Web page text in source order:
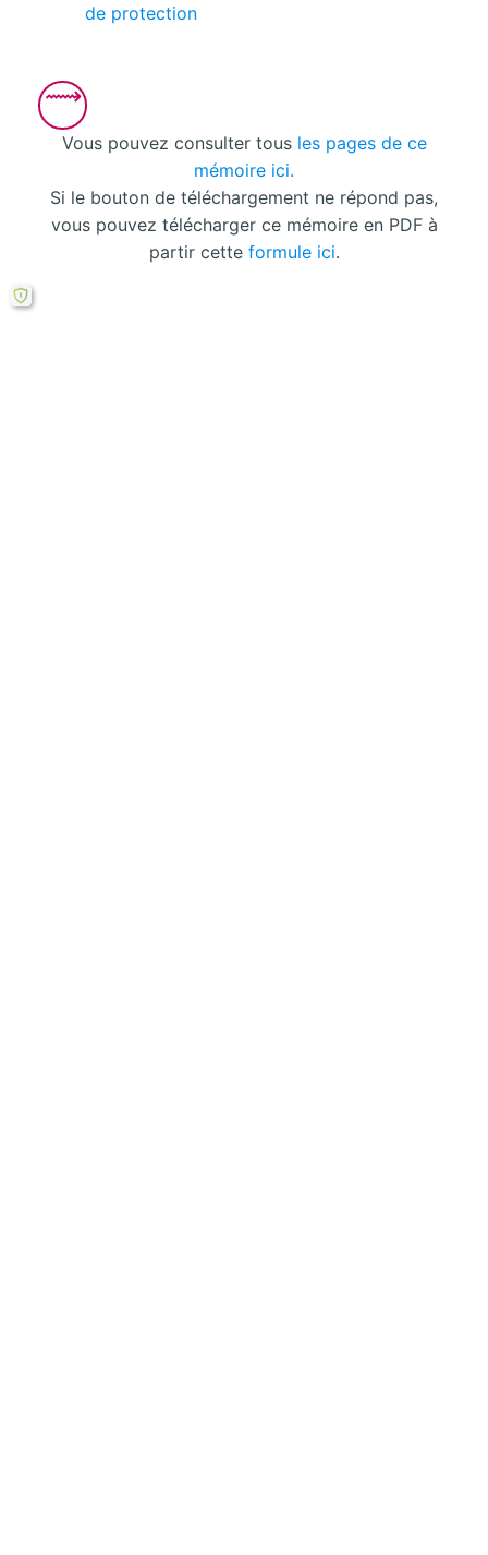
de protection
Vous pouvez consulter tous les pages de ce
mémoire ici.
Si le bouton de téléchargement ne répond pas,
vous pouvez télécharger ce mémoire en PDF à
partir cette formule ici.